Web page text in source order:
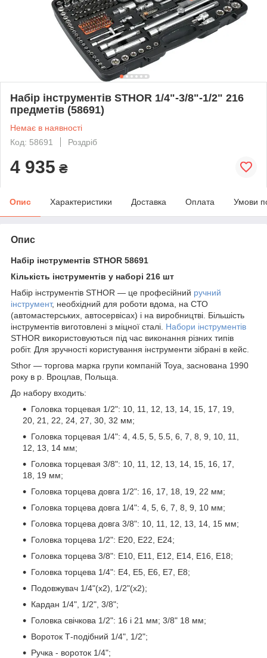
Набір інструментів STHOR 1/4"-3/8"-1/2" 216
предметів (58691)
Немає в наявності
Код: 58691
Роздріб
4 935 ₴
Опис Характеристики Доставка Оплата Умови
Опис
Набір інструментів STHOR 58691
Кількість інструментів у наборі 216 шт
Набір інструментів STHOR — це професійний ручний
інструмент, необхідний для роботи вдома, на СТО
(автомастерських, автосервісах) і на виробництві. Більшість
інструментів виготовлені з міцної сталі. Набори інструментів
STHOR використовуються під час виконання різних типів
робіт. Для зручності користування інструменти зібрані в кейс.
Sthor — торгова марка групи компаній Toya, заснована 1990
року в р. Вроцлав, Польща.
До набору входить:
Головка торцевая 1/2": 10, 11, 12, 13, 14, 15, 17, 19,
20, 21, 22, 24, 27, 30, 32 мм;
Головка торцевая 1/4": 4, 4.5, 5, 5.5, 6, 7, 8, 9, 10, 11,
12, 13, 14 мм;
Головка торцевая 3/8": 10, 11, 12, 13, 14, 15, 16, 17,
18, 19 мм;
Головка торцева довга 1/2": 16, 17, 18, 19, 22 мм;
Головка торцева довга 1/4": 4, 5, 6, 7, 8, 9, 10 мм;
Головка торцева довга 3/8": 10, 11, 12, 13, 14, 15 мм;
Головка торцева 1/2": E20, E22, E24;
Головка торцева 3/8": E10, E11, E12, E14, E16, E18;
Головка торцева 1/4": E4, E5, E6, E7, E8;
Подовжувач 1/4"(x2), 1/2"(x2);
Кардан 1/4", 1/2", 3/8";
Головка свічкова 1/2": 16 і 21 мм; 3/8" 18 мм;
Вороток Т-подібний 1/4", 1/2";
Ручка - вороток 1/4";